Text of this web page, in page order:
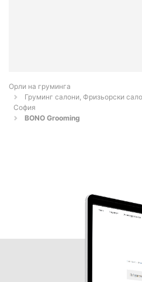
Орли на груминга
Груминг салони, Фризьорски
София
BONO Grooming